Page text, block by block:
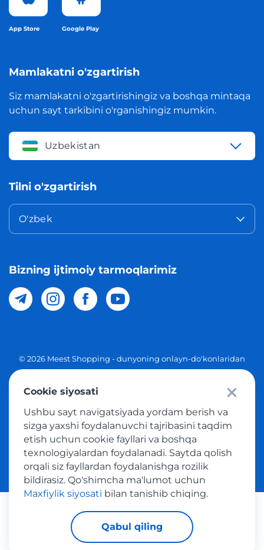
App Store Google Play
Mamlakatni o'zgartirish
Siz mamlakatni o'zgartirishingiz va boshqa mintaqa
uchun sayt tarkibini o'rganishingiz mumkin.
Uzbekistan
Tilni o'zgartirish
O'zbek
Bizning ijtimoiy tarmoqlarimiz
© 2026 Meest Shopping - dunyoning onlayn-do'konlaridan
Ommaviy taklif
Tovar sotib olish xizmatidan foydalanish shartlari
Cookie siyosati
Ushbu sayt navigatsiyada yordam berish va
sizga yaxshi foydalanuvchi tajribasini taqdim
etish uchun cookie fayllari va boshqa
texnologiyalardan foydalanadi. Saytda qolish
orqali siz fayllardan foydalanishga rozilik
bildirasiz. Qo'shimcha ma'lumot uchun
Maxfiylik siyosati bilan tanishib chiqing.
Qabul qiling